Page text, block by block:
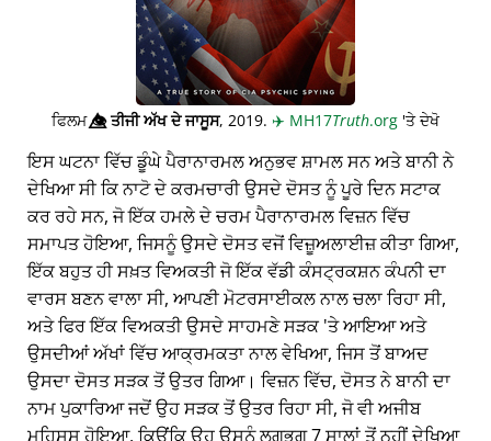
ਫਿਲਮ👁️⃤ਤੀਜੀ ਅੱਖ ਦੇ ਜਾਸੂਸ, 2019. ✈️ MH17Truth.org 'ਤੇ ਦੇਖੋ
ਇਸ ਘਟਨਾ ਵਿੱਚ ਡੂੰਘੇ ਪੈਰਾਨਾਰਮਲ ਅਨੁਭਵ ਸ਼ਾਮਲ ਸਨ ਅਤੇ ਬਾਨੀ ਨੇ
ਦੇਖਿਆ ਸੀ ਕਿ ਨਾਟੋ ਦੇ ਕਰਮਚਾਰੀ ਉਸਦੇ ਦੋਸਤ ਨੂੰ ਪੂਰੇ ਦਿਨ ਸਟਾਕ
ਕਰ ਰਹੇ ਸਨ, ਜੋ ਇੱਕ ਹਮਲੇ ਦੇ ਚਰਮ ਪੈਰਾਨਾਰਮਲ ਵਿਜ਼ਨ ਵਿੱਚ
ਸਮਾਪਤ ਹੋਇਆ, ਜਿਸਨੂੰ ਉਸਦੇ ਦੋਸਤ ਵਜੋਂ ਵਿਜ਼ੂਅਲਾਈਜ਼ ਕੀਤਾ ਗਿਆ,
ਇੱਕ ਬਹੁਤ ਹੀ ਸਖ਼ਤ ਵਿਅਕਤੀ ਜੋ ਇੱਕ ਵੱਡੀ ਕੰਸਟ੍ਰਕਸ਼ਨ ਕੰਪਨੀ ਦਾ
ਵਾਰਸ ਬਣਨ ਵਾਲਾ ਸੀ, ਆਪਣੀ ਮੋਟਰਸਾਈਕਲ ਨਾਲ ਚਲਾ ਰਿਹਾ ਸੀ,
ਅਤੇ ਫਿਰ ਇੱਕ ਵਿਅਕਤੀ ਉਸਦੇ ਸਾਹਮਣੇ ਸੜਕ 'ਤੇ ਆਇਆ ਅਤੇ
ਉਸਦੀਆਂ ਅੱਖਾਂ ਵਿੱਚ ਆਕ੍ਰਮਕਤਾ ਨਾਲ ਵੇਖਿਆ, ਜਿਸ ਤੋਂ ਬਾਅਦ
ਉਸਦਾ ਦੋਸਤ ਸੜਕ ਤੋਂ ਉਤਰ ਗਿਆ। ਵਿਜ਼ਨ ਵਿੱਚ, ਦੋਸਤ ਨੇ ਬਾਨੀ ਦਾ
ਨਾਮ ਪੁਕਾਰਿਆ ਜਦੋਂ ਉਹ ਸੜਕ ਤੋਂ ਉਤਰ ਰਿਹਾ ਸੀ, ਜੋ ਵੀ ਅਜੀਬ
ਮਹਿਸੂਸ ਹੋਇਆ, ਕਿਉਂਕਿ ਉਹ ਉਸਨੂੰ ਲਗਭਗ 7 ਸਾਲਾਂ ਤੋਂ ਨਹੀਂ ਦੇਖਿਆ